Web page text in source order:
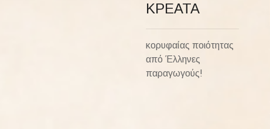
ΚΡΕΑΤΑ
κορυφαίας ποιότητας
από Έλληνες
παραγωγούς!